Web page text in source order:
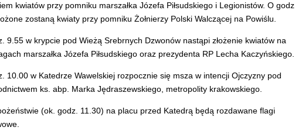
kwiatów przy pomniku marszałka Józefa Piłsudskiego i Legionistów. O godz.
zostaną kwiaty przy pomniku Żołnierzy Polski Walczącej na Powiślu.
9.55 w krypcie pod Wieżą Srebrnych Dzwonów nastąpi złożenie kwiatów na
marszałka Józefa Piłsudskiego oraz prezydenta RP Lecha Kaczyńskiego.
10.00 w Katedrze Wawelskiej rozpocznie się msza w intencji Ojczyzny pod
ks. abp. Marka Jędraszewskiego, metropolity krakowskiego.
(ok. godz. 11.30) na placu przed Katedrą będą rozdawane flagi